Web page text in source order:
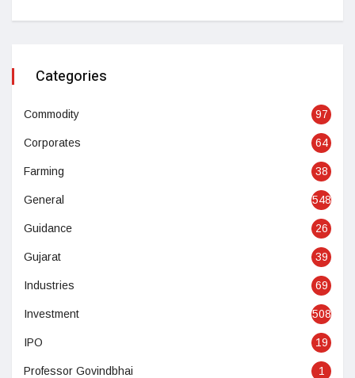
Categories
Commodity 97
Corporates 64
Farming 38
General 548
Guidance 26
Gujarat 39
Industries 69
Investment 508
IPO 19
Professor Govindbhai 1